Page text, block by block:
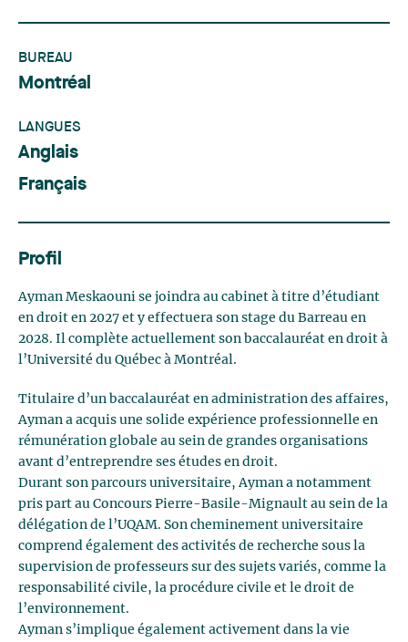
BUREAU
Montréal
LANGUES
Anglais
Français
Profil
Ayman Meskaouni se joindra au cabinet à titre d’étudiant
en droit en 2027 et y effectuera son stage du Barreau en
2028. Il complète actuellement son baccalauréat en droit à
l’Université du Québec à Montréal.
Titulaire d’un baccalauréat en administration des affaires,
Ayman a acquis une solide expérience professionnelle en
rémunération globale au sein de grandes organisations
avant d’entreprendre ses études en droit.
Durant son parcours universitaire, Ayman a notamment
pris part au Concours Pierre-Basile-Mignault au sein de la
délégation de l’UQAM. Son cheminement universitaire
comprend également des activités de recherche sous la
supervision de professeurs sur des sujets variés, comme la
responsabilité civile, la procédure civile et le droit de
l’environnement.
Ayman s’implique également activement dans la vie